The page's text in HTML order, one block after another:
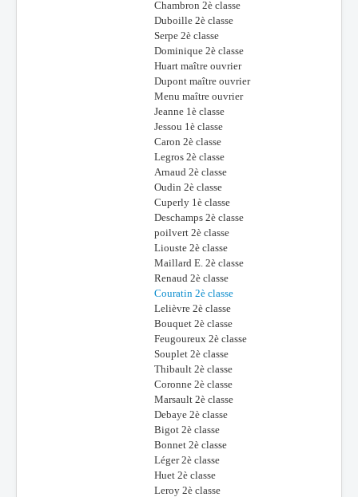
Chambron 2è classe
Duboille 2è classe
Serpe 2è classe
Dominique 2è classe
Huart maître ouvrier
Dupont maître ouvrier
Menu maître ouvrier
Jeanne 1è classe
Jessou 1è classe
Caron 2è classe
Legros 2è classe
Arnaud 2è classe
Oudin 2è classe
Cuperly 1è classe
Deschamps 2è classe
poilvert 2è classe
Liouste 2è classe
Maillard E. 2è classe
Renaud 2è classe
Couratin 2è classe
Lelièvre 2è classe
Bouquet 2è classe
Feugoureux 2è classe
Souplet 2è classe
Thibault 2è classe
Coronne 2è classe
Marsault 2è classe
Debaye 2è classe
Bigot 2è classe
Bonnet 2è classe
Léger 2è classe
Huet 2è classe
Leroy 2è classe